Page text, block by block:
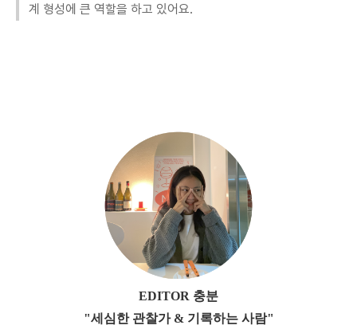
계 형성에 큰 역할을 하고 있어요.
EDITOR 충분
"세심한 관찰가 & 기록하는 사람"